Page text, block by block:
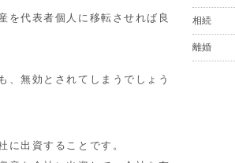
代表者個人に移転させれば良
無効とされてしまうでしょう
出資することです。
相続
離婚